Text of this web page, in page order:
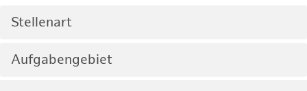
Stellenart
Aufgabengebiet